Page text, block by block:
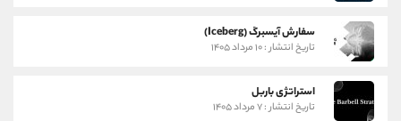
سفارش آیسبرگ (Iceberg)
تاریخ انتشار : ۱۰ مرداد ۱۴۰۵
استراتژی باربل
تاریخ انتشار : ۷ مرداد ۱۴۰۵